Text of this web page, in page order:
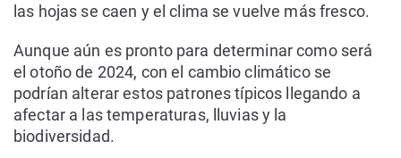
las hojas se caen y el clima se vuelve más fresco.
Aunque aún es pronto para determinar como será
el otoño de 2024, con el cambio climático se
podrían alterar estos patrones típicos llegando a
afectar a las temperaturas, lluvias y la
biodiversidad.